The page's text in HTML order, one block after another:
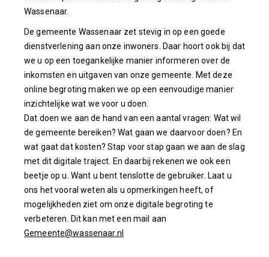
Wassenaar.
De gemeente Wassenaar zet stevig in op een goede
dienstverlening aan onze inwoners. Daar hoort ook bij dat
we u op een toegankelijke manier informeren over de
inkomsten en uitgaven van onze gemeente. Met deze
online begroting maken we op een eenvoudige manier
inzichtelijke wat we voor u doen.
Dat doen we aan de hand van een aantal vragen: Wat wil
de gemeente bereiken? Wat gaan we daarvoor doen? En
wat gaat dat kosten? Stap voor stap gaan we aan de slag
met dit digitale traject. En daarbij rekenen we ook een
beetje op u. Want u bent tenslotte de gebruiker. Laat u
ons het vooral weten als u opmerkingen heeft, of
mogelijkheden ziet om onze digitale begroting te
verbeteren. Dit kan met een mail aan
Gemeente@wassenaar.nl